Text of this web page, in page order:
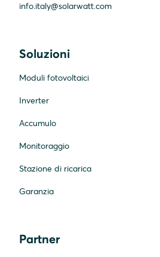
info.italy@solarwatt.com
Soluzioni
Moduli fotovoltaici
Inverter
Accumulo
Monitoraggio
Stazione di ricarica
Garanzia
Partner